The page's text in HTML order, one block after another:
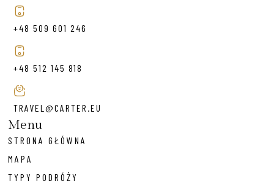
+48 509 601 246
+48 512 145 818
TRAVEL@CARTER.EU
Menu
STRONA GŁÓWNA
MAPA
TYPY PODRÓŻY